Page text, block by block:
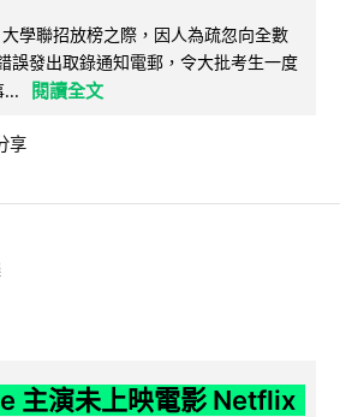
學聯招放榜之際，因人為疏忽向全數
誤發出取錄通知電郵，令大批考生一度
...
閱讀全文
享
主演未上映電影 Netflix